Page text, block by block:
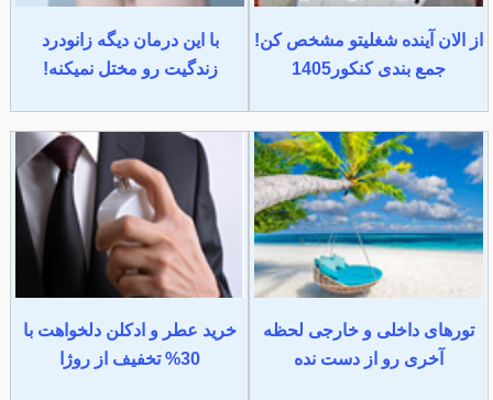
از الان آینده شغلیتو مشخص کن!
جمع بندی کنکور1405
با این درمان دیگه زانودرد
زندگیت رو مختل نمیکنه!
تورهای داخلی و خارجی لحظه
آخری رو از دست نده
خرید عطر و ادکلن دلخواهت با
30% تخفیف از روژا